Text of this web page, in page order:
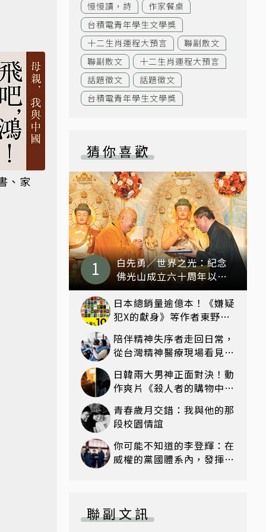
、家
慢慢讀，詩
作家餐桌
台積電青年學生文學獎
十二生肖運程大預言
聯副散文
聯副散文
十二生肖運程大預言
話題徵文
話題徵文
台積電青年學生文學獎
猜你喜歡
白先勇／世界之光：紀念
佛光山成立六十周年以及
星雲法師百歲冥壽
日本總銷量逾億本！《嫌疑
犯X的獻身》等作者東野圭
陪伴精神失序者走回日常，
從台灣精神醫療現場看見復
日韓兩大男神正面對決！動
作爽片《殺人者的購物中心
戲再升級
青春歲月交錯：我與他的那
段校園情誼
你可能不知道的李登輝：在
威權的黨國體系內，發揮農
聯副文訊